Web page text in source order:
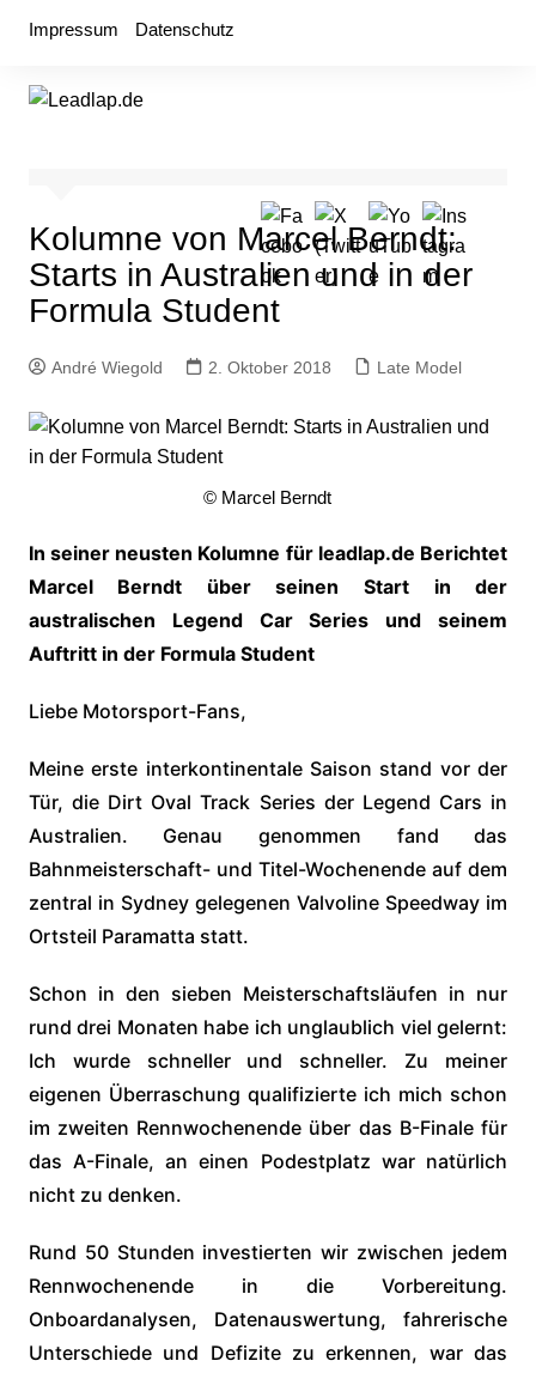
Impressum Datenschutz
Kolumne von Marcel Berndt:
Starts in Australien und in der
Formula Student
André Wiegold 2. Oktober 2018 Late Model
© Marcel Berndt
In seiner neusten Kolumne für leadlap.de Berichtet
Marcel Berndt über seinen Start in der
australischen Legend Car Series und seinem
Auftritt in der Formula Student
Liebe Motorsport-Fans,
Meine erste interkontinentale Saison stand vor der
Tür, die Dirt Oval Track Series der Legend Cars in
Australien. Genau genommen fand das
Bahnmeisterschaft- und Titel-Wochenende auf dem
zentral in Sydney gelegenen Valvoline Speedway im
Ortsteil Paramatta statt.
Schon in den sieben Meisterschaftsläufen in nur
rund drei Monaten habe ich unglaublich viel gelernt:
Ich wurde schneller und schneller. Zu meiner
eigenen Überraschung qualifizierte ich mich schon
im zweiten Rennwochenende über das B-Finale für
das A-Finale, an einen Podestplatz war natürlich
nicht zu denken.
Rund 50 Stunden investierten wir zwischen jedem
Rennwochenende in die Vorbereitung.
Onboardanalysen, Datenauswertung, fahrerische
Unterschiede und Defizite zu erkennen, war das